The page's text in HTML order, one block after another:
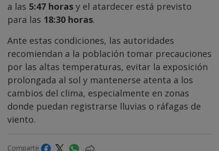
a las 5:47 horas y el atardecer está previsto
para las 18:30 horas.
Ante estas condiciones, las autoridades
recomiendan a la población tomar precauciones
por las altas temperaturas, evitar la exposición
prolongada al sol y mantenerse atenta a los
cambios del clima, especialmente en zonas
donde puedan registrarse lluvias o ráfagas de
viento.
Comparte